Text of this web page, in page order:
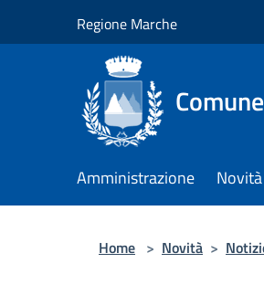
Regione Marche
Amministrazione Novità
Home > Novità >